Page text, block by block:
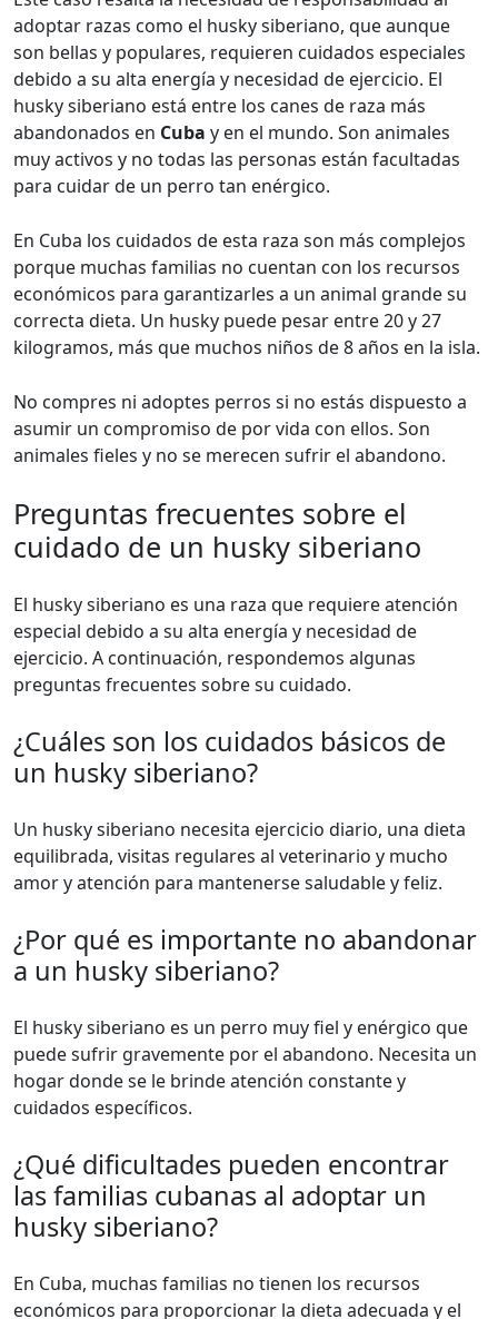
adoptar razas como el husky siberiano, que aunque
son bellas y populares, requieren cuidados especiales
debido a su alta energía y necesidad de ejercicio. El
husky siberiano está entre los canes de raza más
abandonados en Cuba y en el mundo. Son animales
muy activos y no todas las personas están facultadas
para cuidar de un perro tan enérgico.
En Cuba los cuidados de esta raza son más complejos
porque muchas familias no cuentan con los recursos
económicos para garantizarles a un animal grande su
correcta dieta. Un husky puede pesar entre 20 y 27
kilogramos, más que muchos niños de 8 años en la isla.
No compres ni adoptes perros si no estás dispuesto a
asumir un compromiso de por vida con ellos. Son
animales fieles y no se merecen sufrir el abandono.
Preguntas frecuentes sobre el
cuidado de un husky siberiano
El husky siberiano es una raza que requiere atención
especial debido a su alta energía y necesidad de
ejercicio. A continuación, respondemos algunas
preguntas frecuentes sobre su cuidado.
¿Cuáles son los cuidados básicos de
un husky siberiano?
Un husky siberiano necesita ejercicio diario, una dieta
equilibrada, visitas regulares al veterinario y mucho
amor y atención para mantenerse saludable y feliz.
¿Por qué es importante no abandonar
a un husky siberiano?
El husky siberiano es un perro muy fiel y enérgico que
puede sufrir gravemente por el abandono. Necesita un
hogar donde se le brinde atención constante y
cuidados específicos.
¿Qué dificultades pueden encontrar
las familias cubanas al adoptar un
husky siberiano?
En Cuba, muchas familias no tienen los recursos
económicos para proporcionar la dieta adecuada y el